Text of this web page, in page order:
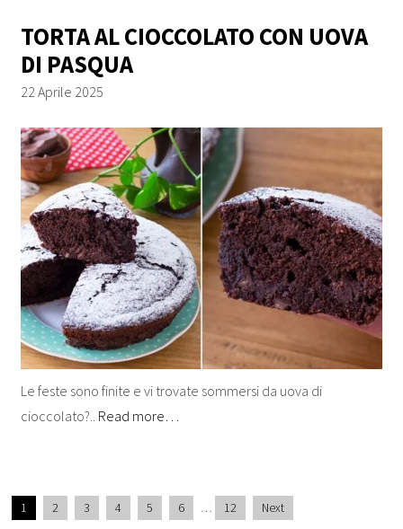
TORTA AL CIOCCOLATO CON UOVA
DI PASQUA
22 Aprile 2025
Le feste sono finite e vi trovate sommersi da uova di
cioccolato?.. Read more…
1 2 3 4 5 6 … 12 Next